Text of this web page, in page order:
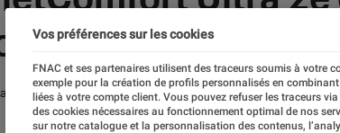
une nouvelle
Théo
Vos préférences sur les cookies
FNAC et ses partenaires utilisent des traceurs soumis à votre
exemple pour la création de profils personnalisés en
liées à votre compte client. Vous pouvez refuser les traceurs
des cookies nécessaires au fonctionnement optimal de nos
sur notre catalogue et la personnalisation des contenus,